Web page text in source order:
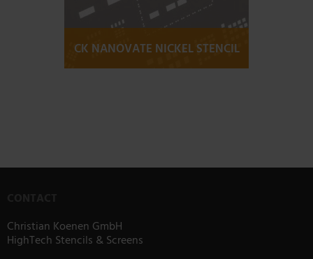
CK NANOVATE NICKEL STENCIL
Christian Koenen GmbH
HighTech Stencils & Screens